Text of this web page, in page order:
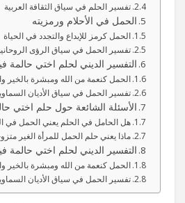
تفسير الحلم في سياق الثقافة العربية
الحمل في الأحلام ورمزيته
الحمل كرمز للإبداع والتجدد في الحياة
تفسير الحمل في سياق الرؤى
التفسير الديني لحلم اختي حالمة
الحمل كنعمة من الله ومبشرة بالخير
تفسير الحمل في سياق الأديان
الأسئلة الشائعة حول حلم اختي
هل الحامل في الحلم يعني الحمل في
ماذا يعني حلم الحمل للمرأة الغير
التفسير الديني لحلم اختي حالمة
الحمل كنعمة من الله ومبشرة بالخير
تفسير الحمل في سياق الأديان